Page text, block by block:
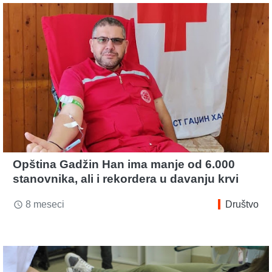
Opština Gadžin Han ima manje od 6.000
stanovnika, ali i rekordera u davanju krvi
access_time 8 meseci Društvo